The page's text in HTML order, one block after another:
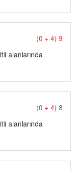
(0 + 4) 9
alanlarında
(0 + 4) 8
alanlarında